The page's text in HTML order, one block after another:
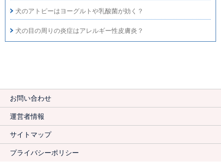
犬のアトピーはヨーグルトや乳酸菌が効く？
犬の目の周りの炎症はアレルギー性皮膚炎？
お問い合わせ
運営者情報
サイトマップ
プライバシーポリシー